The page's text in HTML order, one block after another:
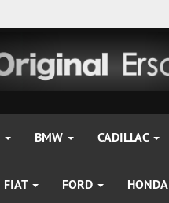
BMW CADILLAC
FIAT FORD HONDA